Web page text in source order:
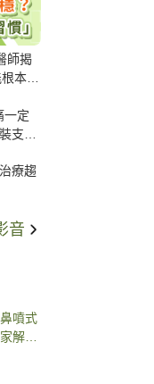
師揭
本沒
一定
支
選擇
療趨
音
噴式
解析
作